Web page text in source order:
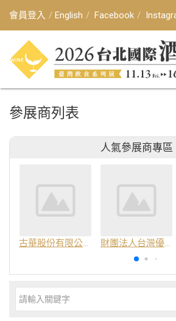
會員登入 English Facebook
參展商列表
人氣參展商專區
古華股份有限公司 財團法人台灣優良農產品發展協會